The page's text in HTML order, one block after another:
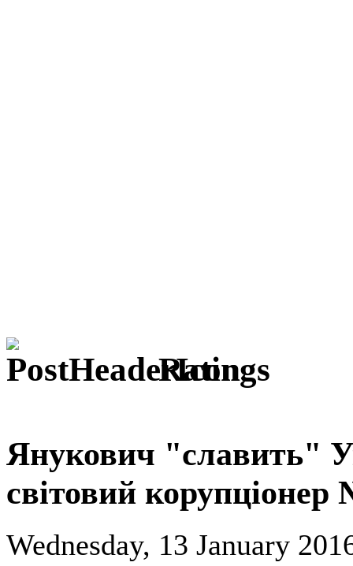
Ratings
Янукович "славить"
світовий корупціонер
Wednesday, 13 January